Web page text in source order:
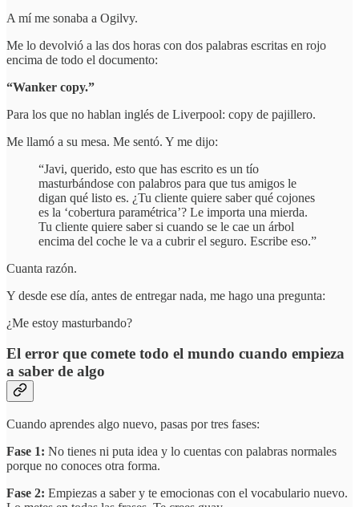
A mí me sonaba a Ogilvy.
Me lo devolvió a las dos horas con dos palabras escritas en rojo
encima de todo el documento:
“Wanker copy.”
Para los que no hablan inglés de Liverpool: copy de pajillero.
Me llamó a su mesa. Me sentó. Y me dijo:
“Javi, querido, esto que has escrito es un tío
masturbándose con palabros para que tus amigos le
digan qué listo es. ¿Tu cliente quiere saber qué cojones
es la ‘cobertura paramétrica’? Le importa una mierda.
Tu cliente quiere saber si cuando se le cae un árbol
encima del coche le va a cubrir el seguro. Escribe eso.”
Cuanta razón.
Y desde ese día, antes de entregar nada, me hago una pregunta:
¿Me estoy masturbando?
El error que comete todo el mundo cuando empieza
a saber de algo
Cuando aprendes algo nuevo, pasas por tres fases:
Fase 1: No tienes ni puta idea y lo cuentas con palabras normales
porque no conoces otra forma.
Fase 2: Empiezas a saber y te emocionas con el vocabulario nuevo.